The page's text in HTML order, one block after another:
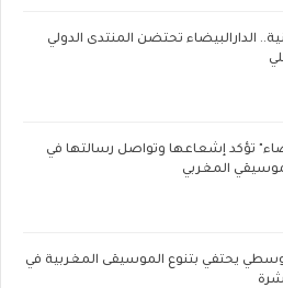
الدارالبيضاء تحتضن المنتدى الدولي
تؤكد إشعاعها وتواصل رسالتها في
المغربي
يحتفي بتنوع الموسيقى المغربية في